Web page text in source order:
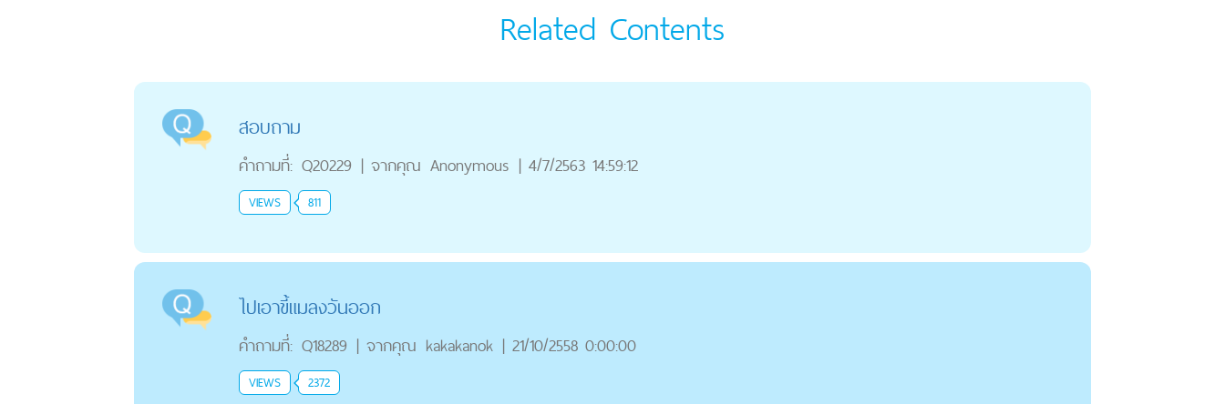
Related Contents
สอบถาม
คำถามที่: Q20229 | จากคุณ Anonymous | 4/7/2563 14:59:12
VIEWS 811
ไปเอาขี้แมลงวันออก
คำถามที่: Q18289 | จากคุณ kakakanok | 21/10/2558 0:00:00
VIEWS 2372